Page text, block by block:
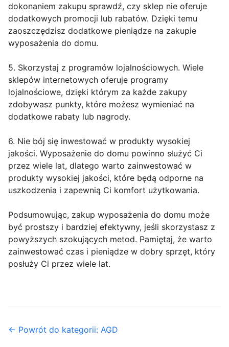
dokonaniem zakupu sprawdź, czy sklep nie oferuje
dodatkowych promocji lub rabatów. Dzięki temu
zaoszczędzisz dodatkowe pieniądze na zakupie
wyposażenia do domu.
5. Skorzystaj z programów lojalnościowych. Wiele
sklepów internetowych oferuje programy
lojalnościowe, dzięki którym za każde zakupy
zdobywasz punkty, które możesz wymieniać na
dodatkowe rabaty lub nagrody.
6. Nie bój się inwestować w produkty wysokiej
jakości. Wyposażenie do domu powinno służyć Ci
przez wiele lat, dlatego warto zainwestować w
produkty wysokiej jakości, które będą odporne na
uszkodzenia i zapewnią Ci komfort użytkowania.
Podsumowując, zakup wyposażenia do domu może
być prostszy i bardziej efektywny, jeśli skorzystasz z
powyższych szokujących metod. Pamiętaj, że warto
zainwestować czas i pieniądze w dobry sprzęt, który
posłuży Ci przez wiele lat.
← Powrót do kategorii: AGD